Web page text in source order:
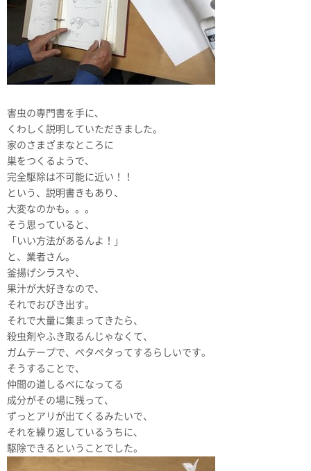
害虫の専門書を手に、
くわしく説明していただきました。
家のさまざまなところに
巣をつくるようで、
完全駆除は不可能に近い！！
という、説明書きもあり、
大変なのかも。。。
そう思っていると、
「いい方法があるんよ！」
と、業者さん。
釜揚げシラスや、
果汁が大好きなので、
それでおびき出す。
それで大量に集まってきたら、
殺虫剤やふき取るんじゃなくて、
ガムテープで、ペタペタってするらしいです。
そうすることで、
仲間の道しるべになってる
成分がその場に残って、
ずっとアリが出てくるみたいで、
それを繰り返しているうちに、
駆除できるということでした。